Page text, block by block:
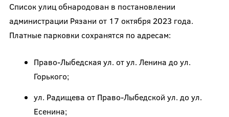
Список улиц обнародован в постановлении
администрации Рязани от 17 октября 2023 года.
Платные парковки сохранятся по адресам:
Право-Лыбедская ул. от ул. Ленина до ул.
Горького;
ул. Радищева от Право-Лыбедской ул. до ул.
Есенина;